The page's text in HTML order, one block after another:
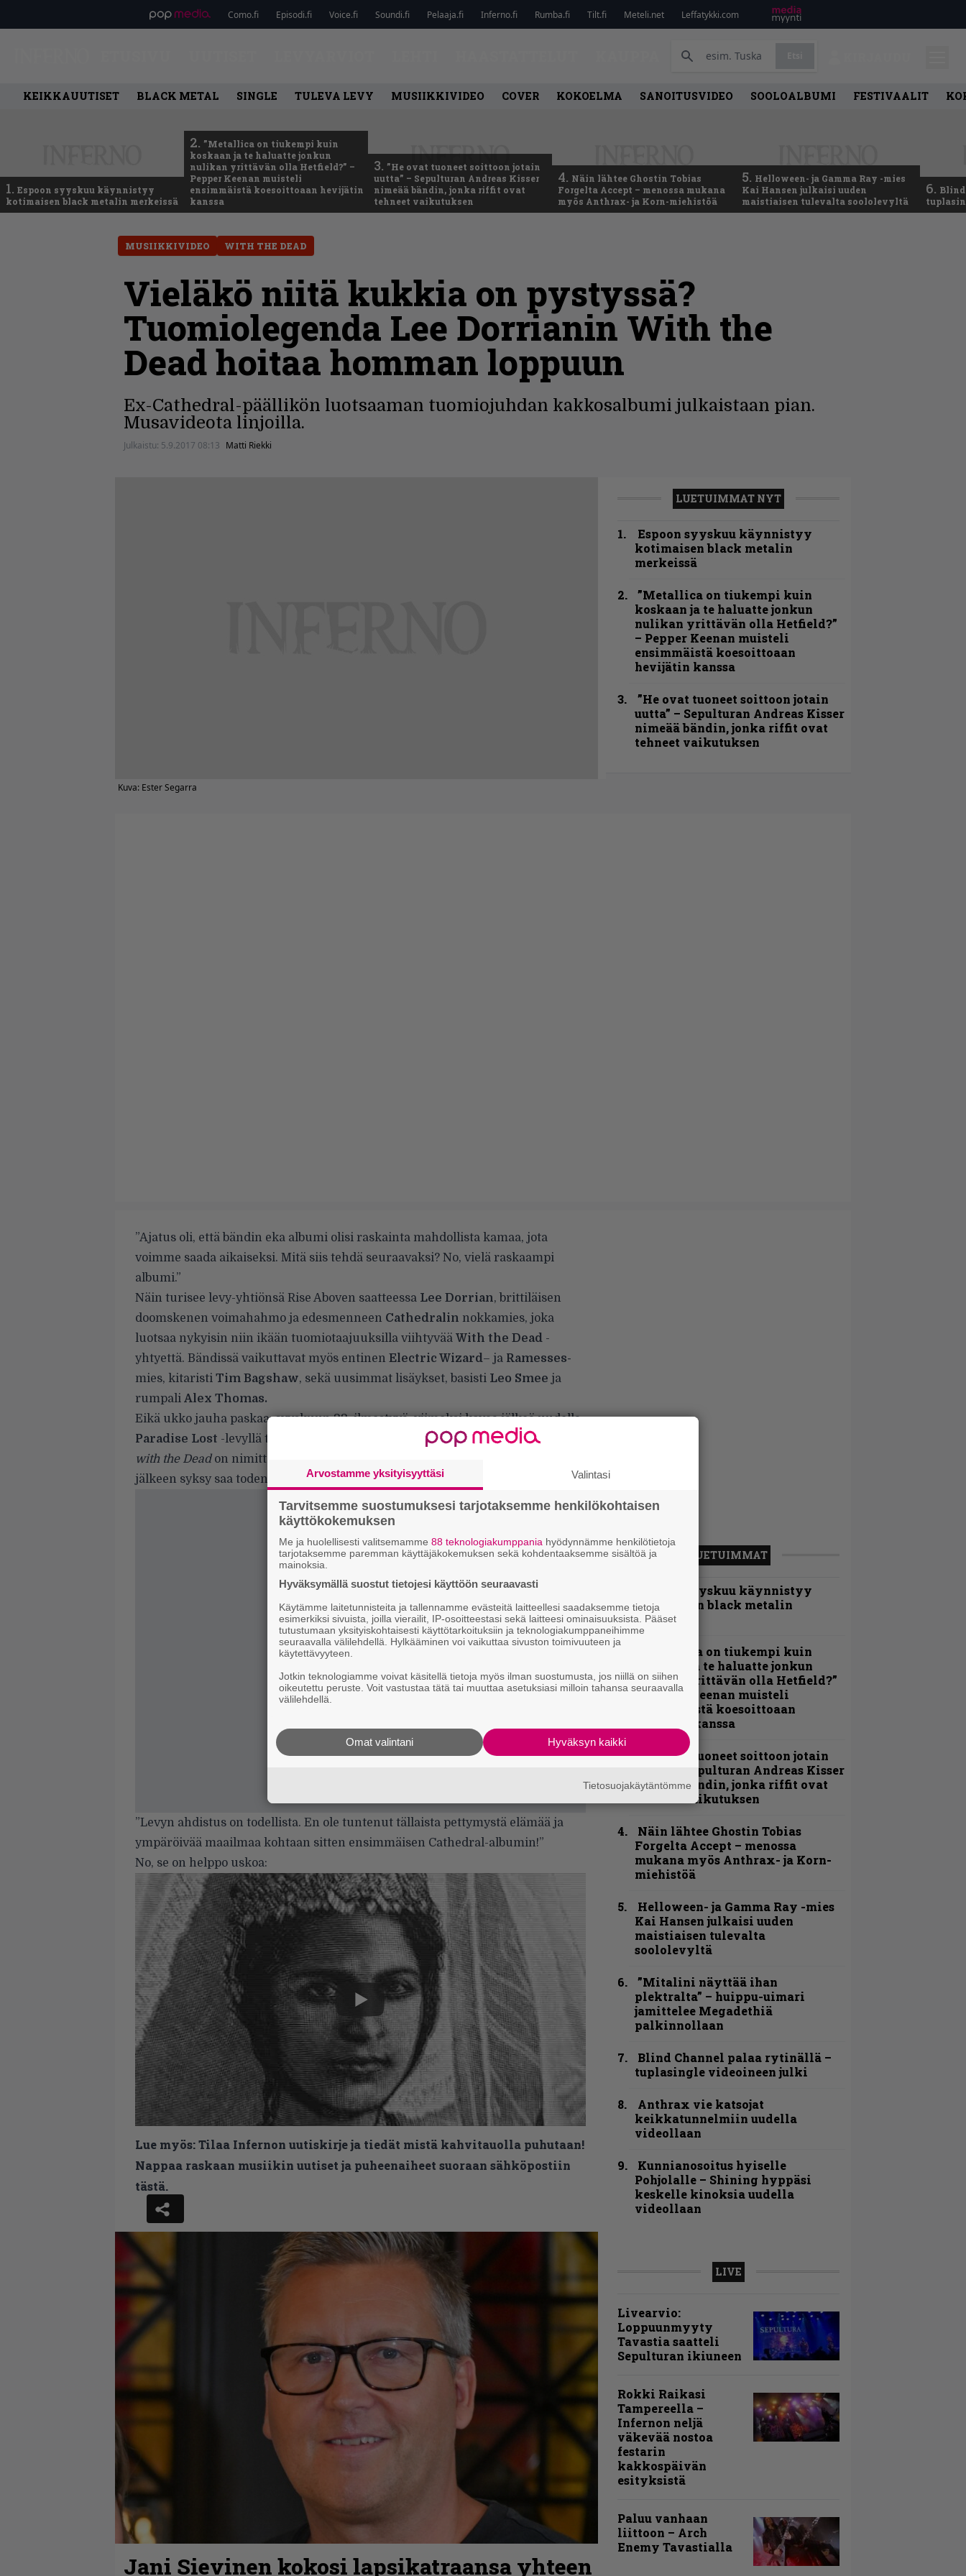
Como.fi Episodi.fi Voice.fi Soundi.fi Pelaaja.fi Inferno.fi Rumba.fi Tilt.fi Meteli.net Leffatykki.com
KEIKKAUUTISET BLACK METAL SINGLE TULEVA LEVY MUSIIKKIVIDEO COVER KOKOELMA SANOITUSVIDEO SOOLOALBUMI FESTIVAALIT
1. Espoon syyskuu käynnistyy
kotimaisen black metalin merkeissä
2. ”Metallica on tiukempi kuin
koskaan ja te haluatte jonkun
nulikan yrittävän olla Hetfield?” –
Pepper Keenan muisteli
ensimmäistä koesoittoaan hevijätin
kanssa
3. ”He ovat tuoneet soittoon jotain
uutta” – Sepulturan Andreas Kisser
nimeää bändin, jonka riffit ovat
tehneet vaikutuksen
4. Näin lähtee Ghostin Tobias
Forgelta Accept – menossa mukana
myös Anthrax- ja Korn-miehistöä
5. Helloween- ja Gamma Ray -mies
Kai Hansen julkaisi uuden
maistiaisen tulevalta soololevyltä
6.
MUSIIKKIVIDEO WITH THE DEAD
Vieläkö niitä kukkia on pystyssä?
Tuomiolegenda Lee Dorrianin With the
Dead hoitaa homman loppuun
Ex-Cathedral-päällikön luotsaaman tuomiojuhdan kakkosalbumi julkaistaan pian.
Musavideota linjoilla.
Julkaistu: 5.9.2017 08:13 Matti Riekki
Kuva: Ester Segarra
LUETUIMMAT NYT
Espoon syyskuu käynnistyy
kotimaisen black metalin
merkeissä
”Metallica on tiukempi kuin
koskaan ja te haluatte jonkun
nulikan yrittävän olla Hetfield?”
– Pepper Keenan muisteli
ensimmäistä koesoittoaan
hevijätin kanssa
”He ovat tuoneet soittoon jotain
uutta” – Sepulturan Andreas Kisser
nimeää bändin, jonka riffit ovat
tehneet vaikutuksen
”Ajatus oli, että bändin eka albumi olisi raskainta mahdollista kamaa, jota
voimme saada aikaiseksi. Mitä siis tehdä seuraavaksi? No, vielä raskaampi
albumi.”
Näin turisee levy-yhtiönsä Rise Aboven saatteessa Lee Dorrian, brittiläisen
doomskenen voimahahmo ja edesmenneen Cathedralin nokkamies, joka
luotsaa nykyisin niin ikään tuomiotaajuuksilla viihtyvää With the Dead -
yhtyettä. Bändissä vaikuttavat myös entinen Electric Wizard– ja Ramesses-
mies, kitaristi Tim Bagshaw, sekä uusimmat lisäykset, basisti Leo Smee ja
rumpali Alex Thomas.
Eikä ukko jauha paskaa: syyskuun 22. ilmestyvä, viimeksi kovaa jälkeä uudella
Paradise Lost -levyllä tehneen Jaime Gomez Arellanontuottama Love from
with the Deadon nimittäin lyijynraskas, musta ja ahdistava albumi, jonka
jälkeen syksy saa toden teolla.
”Levyn ahdistus on todellista. En ole tuntenut tällaista pettymystä elämää ja
ympäröivää maailmaa kohtaan sitten ensimmäisen Cathedral-albumin!”
No, se on helppo uskoa:
Lue myös:Tilaa Infernon uutiskirje ja tiedät mistä kahvitauolla puhutaan!
Nappaa raskaan musiikin uutiset ja puheenaiheet suoraan sähköpostiin
tästä.
Jani Sievinen kokosi lapsikatraansa yhteen
LUETUIMMAT
Espoon syyskuu käynnistyy
kotimaisen black metalin
merkeissä
”Metallica on tiukempi kuin
koskaan ja te haluatte jonkun
nulikan yrittävän olla Hetfield?”
– Pepper Keenan muisteli
ensimmäistä koesoittoaan
hevijätin kanssa
”He ovat tuoneet soittoon jotain
uutta” – Sepulturan Andreas Kisser
nimeää bändin, jonka riffit ovat
tehneet vaikutuksen
Näin lähtee Ghostin Tobias
Forgelta Accept – menossa
mukana myös Anthrax- ja Korn-
miehistöä
Helloween- ja Gamma Ray -mies
Kai Hansen julkaisi uuden
maistiaisen tulevalta
soololevyltä
”Mitalini näyttää ihan
plektralta” – huippu-uimari
jamittelee Megadethiä
palkinnollaan
Blind Channel palaa rytinällä –
tuplasingle videoineen julki
Anthrax vie katsojat
keikkatunnelmiin uudella
videollaan
Kunnianosoitus hyiselle
Pohjolalle – Shining hyppäsi
keskelle kinoksia uudella
videollaan
LIVE
Livearvio:
Loppuunmyyty
Tavastia saatteli
Sepulturan ikiuneen
Rokki Raikasi
Tampereella –
Infernon neljä
väkevää nostoa
festarin
kakkospäivän
esityksistä
Paluu vanhaan
liittoon – Arch
Enemy Tavastialla
Arvostamme yksityisyyttäsi Valintasi
Tarvitsemme suostumuksesi tarjotaksemme henkilökohtaisen
käyttökokemuksen
Me ja huolellisesti valitsemamme 88 teknologiakumppania hyödynnämme henkilötietoja
tarjotaksemme paremman käyttäjäkokemuksen sekä kohdentaaksemme sisältöä ja
mainoksia.
Hyväksymällä suostut tietojesi käyttöön seuraavasti
Käytämme laitetunnisteita ja tallennamme evästeitä laitteellesi saadaksemme tietoja
esimerkiksi sivuista, joilla vierailit, IP-osoitteestasi sekä laitteesi ominaisuuksista. Pääset
tutustumaan yksityiskohtaisesti käyttötarkoituksiin ja teknologiakumppaneihimme
seuraavalla välilehdellä. Hylkääminen voi vaikuttaa sivuston toimivuuteen ja
käytettävyyteen.
Jotkin teknologiamme voivat käsitellä tietoja myös ilman suostumusta, jos niillä on siihen
oikeutettu peruste. Voit vastustaa tätä tai muuttaa asetuksiasi milloin tahansa seuraavalla
välilehdellä.
Hyväksyn kaikki
Omat valintani
Tietosuojakäytäntömme